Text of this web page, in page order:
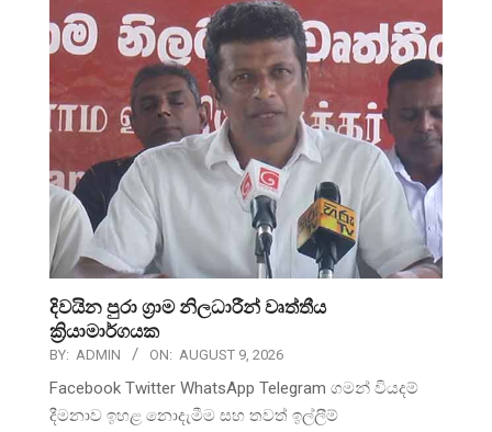
දිවයින පුරා ග්‍රාම නිලධාරීන් වෘත්තීය
ක්‍රියාමාර්ගයක
BY: ADMIN ON: AUGUST 9, 2026
Facebook Twitter WhatsApp Telegram ගමන් වියදම්
දීමනාව ඉහළ නොදැමීම සහ තවත් ඉල්ලීම්